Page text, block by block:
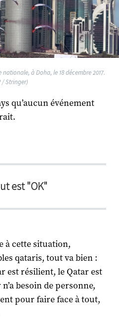
à Doha, le 18 décembre 2017.
/ Stringer)
qu’aucun événement
est "OK"
à cette situation,
qataris, tout va bien :
est résilient, le Qatar est
besoin de personne,
pour faire face à tout,